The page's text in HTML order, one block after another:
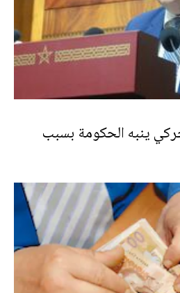
ينبه الحكومة بسبب